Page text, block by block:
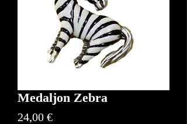
Medaljon Zebra
24,00 €Price